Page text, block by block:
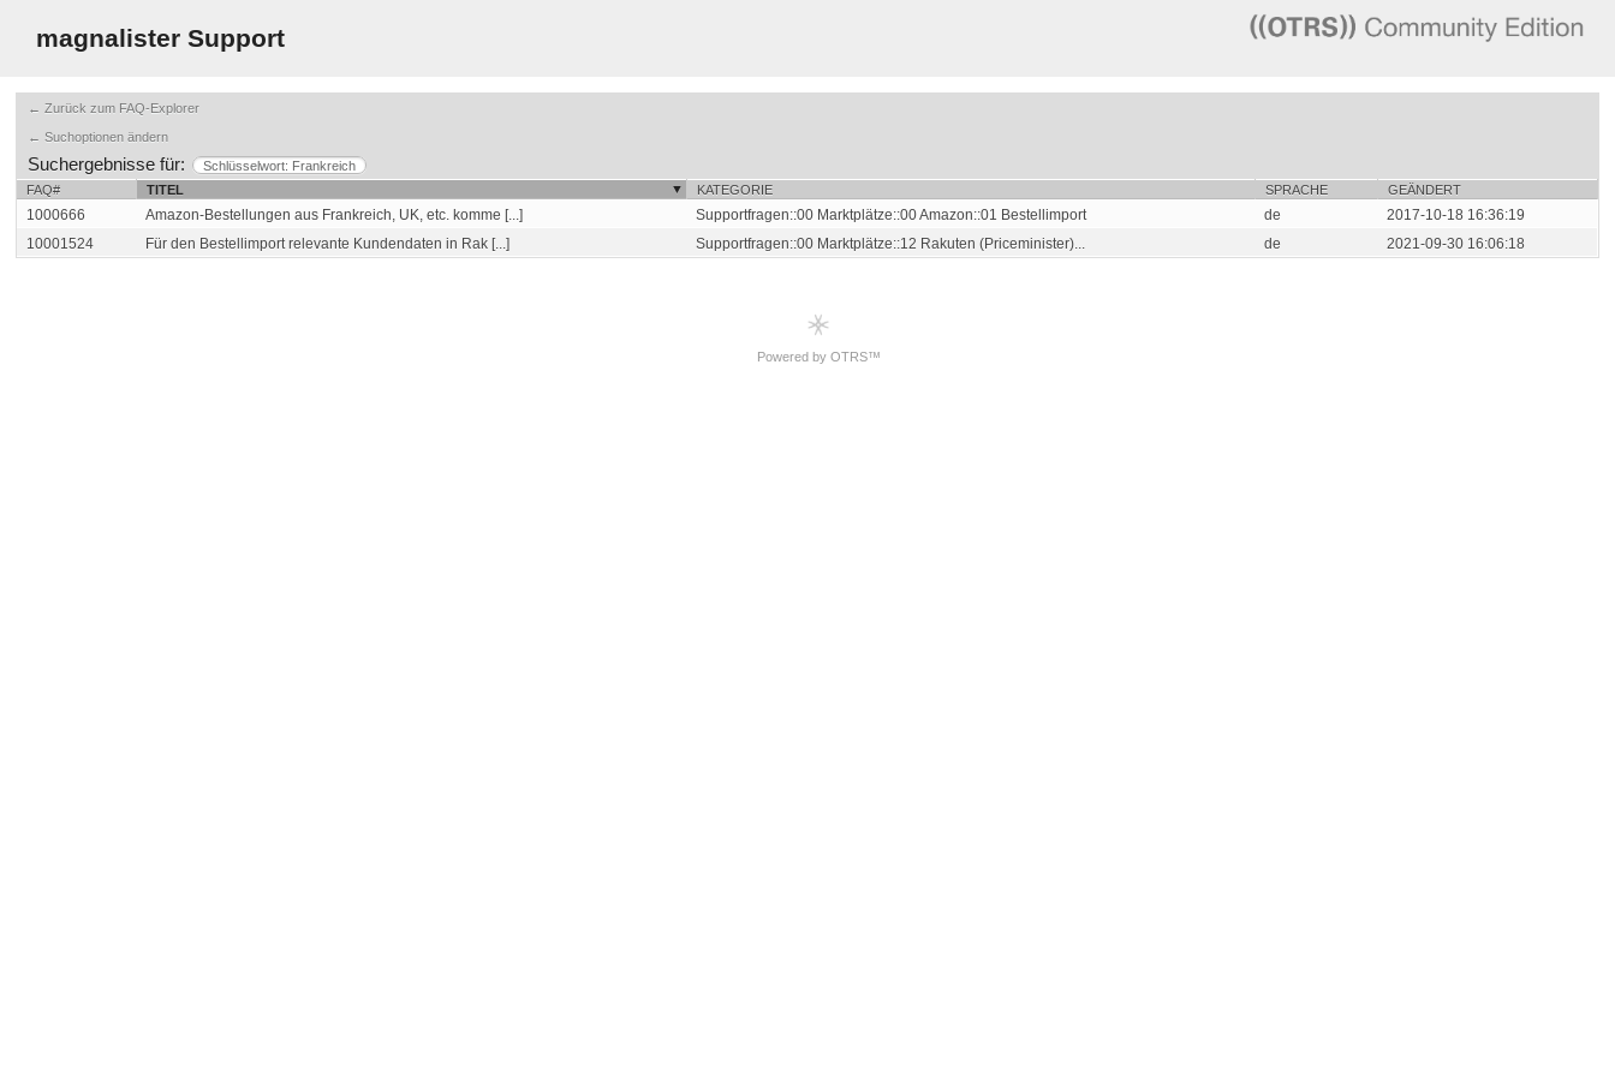
magnalister Support
← Zurück zum FAQ-Explorer
← Suchoptionen ändern
Suchergebnisse für:
Schlüsselwort: Frankreich
FAQ#
TITEL KATEGORIE SPRACHE GEÄNDERT
1000666 Amazon-Bestellungen aus Frankreich, UK, etc. komme [...] Supportfragen::00 Marktplätze::00 Amazon::01 Bestellimport de
2017-10-18 16:36:19
10001524
Für den Bestellimport relevante Kundendaten in Rak [...] Supportfragen::00 Marktplätze::12 Rakuten (Priceminister)... de 2021-09-30 16:06:18
Powered by OTRS™